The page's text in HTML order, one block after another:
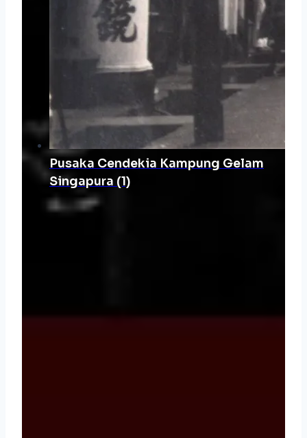
Pusaka Cendekia Kampung Gelam
Singapura (1)